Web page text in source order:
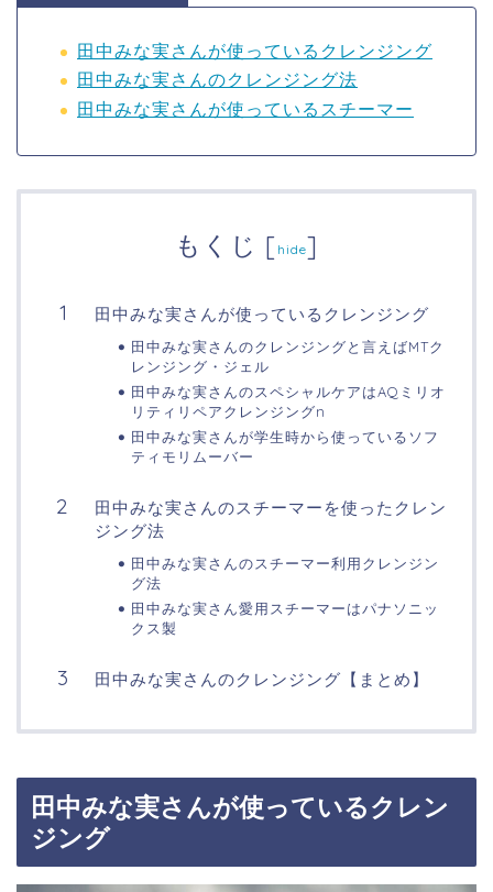
田中みな実さんが使っているクレンジング
田中みな実さんのクレンジング法
田中みな実さんが使っているスチーマー
もくじ [ hide]
田中みな実さんが使っているクレンジング
田中みな実さんのクレンジングと言えばMTク
レンジング・ジェル
田中みな実さんのスペシャルケアはAQミリオ
リティリペアクレンジングn
田中みな実さんが学生時から使っているソフ
ティモリムーバー
田中みな実さんのスチーマーを使ったクレン
ジング法
田中みな実さんのスチーマー利用クレンジン
グ法
田中みな実さん愛用スチーマーはパナソニッ
クス製
田中みな実さんのクレンジング【まとめ】
田中みな実さんが使っているクレン
ジング